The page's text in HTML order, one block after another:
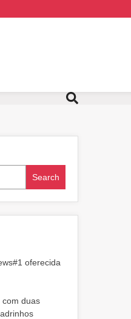
Search
oferecida
com duas